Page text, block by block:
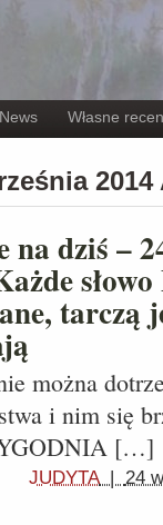
News Własne
na dziś –
tarczą
można
i nim się
[…]
JUDYTA| 24